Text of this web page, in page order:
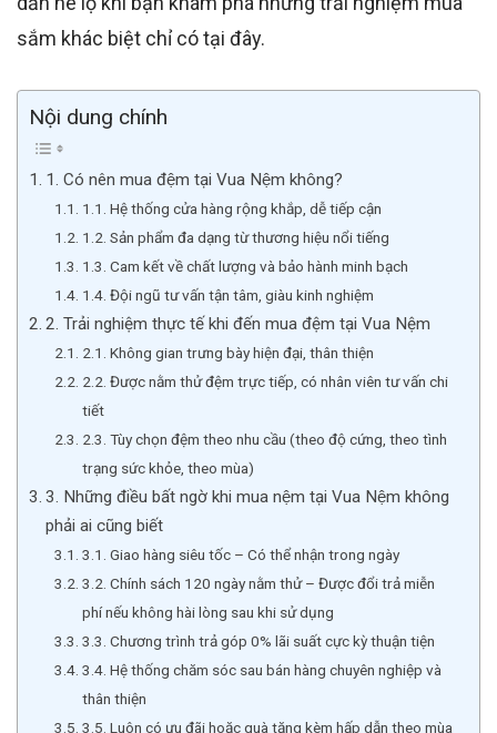
sắm khác biệt chỉ có tại đây.
Nội dung chính
1. Có nên mua đệm tại Vua Nệm không?
1.1. Hệ thống cửa hàng rộng khắp, dễ tiếp cận
1.2. Sản phẩm đa dạng từ thương hiệu nổi tiếng
1.3. Cam kết về chất lượng và bảo hành minh bạch
1.4. Đội ngũ tư vấn tận tâm, giàu kinh nghiệm
2. Trải nghiệm thực tế khi đến mua đệm tại Vua Nệm
2.1. Không gian trưng bày hiện đại, thân thiện
2.2. Được nằm thử đệm trực tiếp, có nhân viên tư vấn chi
tiết
2.3. Tùy chọn đệm theo nhu cầu (theo độ cứng, theo tình
trạng sức khỏe, theo mùa)
3. Những điều bất ngờ khi mua nệm tại Vua Nệm không
phải ai cũng biết
3.1. Giao hàng siêu tốc – Có thể nhận trong ngày
3.2. Chính sách 120 ngày nằm thử – Được đổi trả miễn
phí nếu không hài lòng sau khi sử dụng
3.3. Chương trình trả góp 0% lãi suất cực kỳ thuận tiện
3.4. Hệ thống chăm sóc sau bán hàng chuyên nghiệp và
thân thiện
3.5. Luôn có ưu đãi hoặc quà tặng kèm hấp dẫn theo mùa